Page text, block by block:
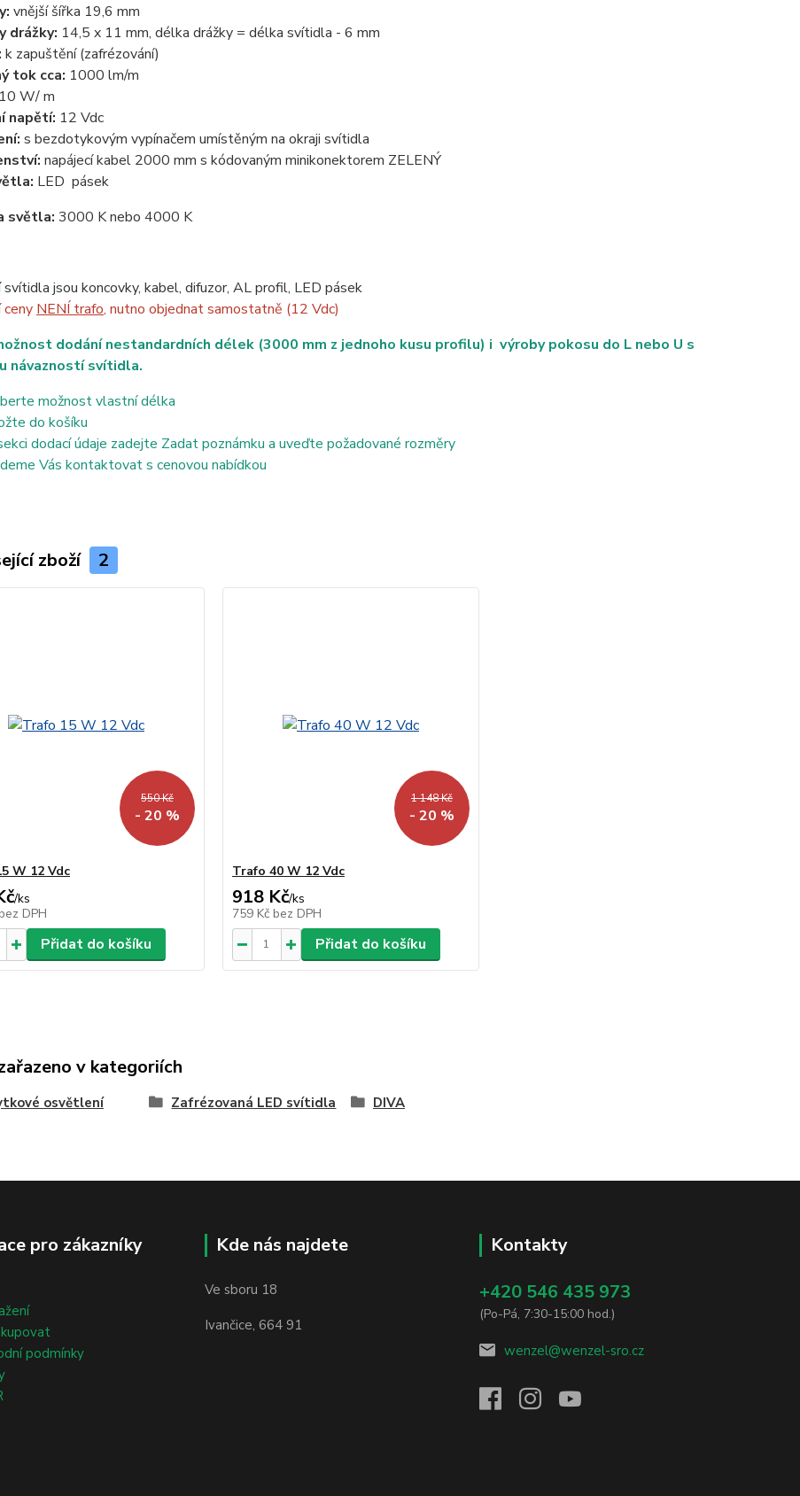
vnější šířka 19,6 mm
drážky: 14,5 x 11 mm, délka drážky = délka svítidla - 6 mm
k zapuštění (zafrézování)
tok cca: 1000 lm/m
10 W/ m
napětí: 12 Vdc
s bezdotykovým vypínačem umístěným na okraji svítidla
napájecí kabel 2000 mm s kódovaným minikonektorem ZELENÝ
LED pásek
světla: 3000 K nebo 4000 K
svítidla jsou koncovky, kabel, difuzor, AL profil, LED pásek
ceny NENÍ trafo, nutno objednat samostatně (12 Vdc)
dodání nestandardních délek (3000 mm z jednoho kusu profilu) i výroby pokosu do L nebo U s
návazností svítidla.
možnost vlastní délka
do košíku
dodací údaje zadejte Zadat poznámku a uveďte požadované rozměry
Vás kontaktovat s cenovou nabídkou
zboží 2
550 Kč
- 20 %
W 12 Vdc
/ks
bez DPH
Přidat do košíku
1 148 Kč
- 20 %
Trafo 40 W 12 Vdc
918 Kč/ks
759 Kč bez DPH
Přidat do košíku
v kategoriích
osvětlení Zafrézovaná LED svítidla DIVA
pro zákazníky
podmínky
Kde nás najdete
Ve sboru 18
Ivančice, 664 91
Kontakty
+420 546 435 973
(Po-Pá, 7:30-15:00 hod.)
wenzel@wenzel-sro.cz